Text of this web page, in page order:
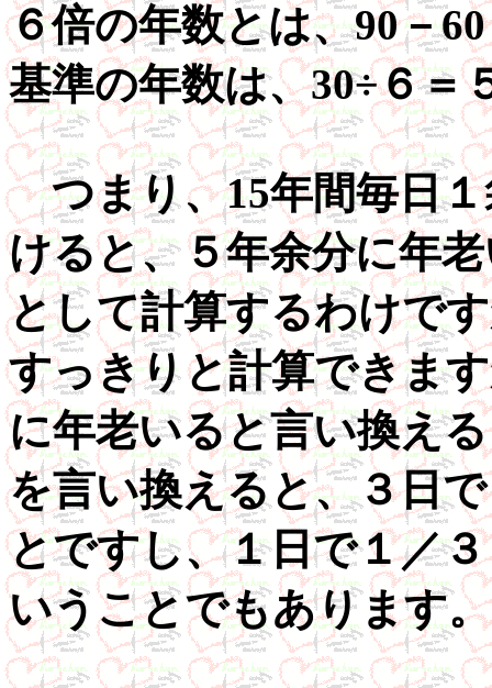
６倍の年数とは、90－
基準の年数は、30÷６＝
つまり、15年間毎日１
けると、５年余分に年
として計算するわけで
すっきりと計算できま
に年老いると言い換え
を言い換えると、３日
とですし、１日で１／
いうことでもあります。